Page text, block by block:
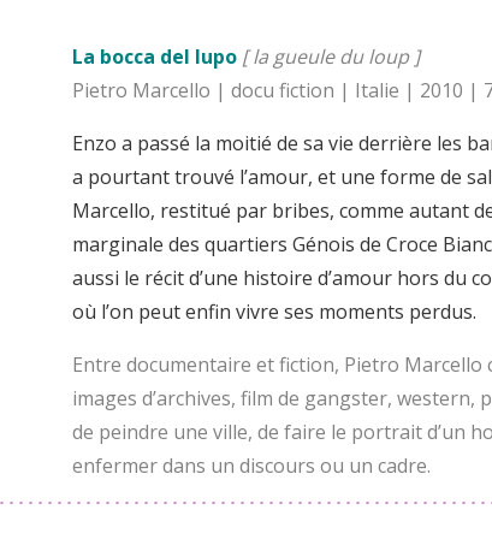
La bocca del lupo [ la gueule du loup ]
Pietro Marcello | docu fiction | Italie | 2010 |
Enzo a passé la moitié de sa vie derrière les
a pourtant trouvé l’amour, et une forme de
Marcello, restitué par bribes, comme autant
marginale des quartiers Génois de Croce
aussi le récit d’une histoire d’amour hors du
où l’on peut enfin vivre ses moments perdus.
Entre documentaire et fiction, Pietro Marcello
images d’archives, film de gangster,
de peindre une ville, de faire le portrait d’un
enfermer dans un discours ou un cadre.